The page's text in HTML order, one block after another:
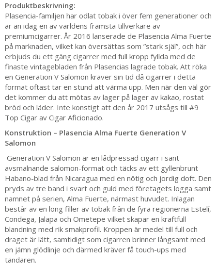
Produktbeskrivning:
Plasencia-familjen har odlat tobak i över fem generationer och
är än idag en av världens främsta tillverkare av
premiumcigarrer. År 2016 lanserade de Plasencia Alma Fuerte
på marknaden, vilket kan översättas som ”stark själ”, och här
erbjuds du ett gäng cigarrer med full kropp fyllda med de
finaste vintagebladen från Plasencias lagrade tobak. Att röka
en Generation V Salomon kräver sin tid då cigarrer i detta
format oftast tar en stund att värma upp. Men när den väl gör
det kommer du att mötas av lager på lager av kakao, rostat
bröd och läder. Inte konstigt att den år 2017 utsågs till #9
Top Cigar av Cigar Aficionado.
Konstruktion – Plasencia Alma Fuerte Generation V
Salomon
Generation V Salomon är en lådpressad cigarr i sant
avsmalnande salomon-format och täcks av ett gyllenbrunt
Habano-blad från Nicaragua med en nötig och jordig doft. Den
pryds av tre band i svart och guld med företagets logga samt
namnet på serien, Alma Fuerte, närmast huvudet. Inlagan
består av en long filler av tobak från de fyra regionerna Estelí,
Condega, Jalapa och Ometepe vilket skapar en kraftfull
blandning med rik smakprofil. Kroppen är medel till full och
draget är lätt, samtidigt som cigarren brinner långsamt med
en jämn glödlinje och därmed kräver få touch-ups med
tändaren.